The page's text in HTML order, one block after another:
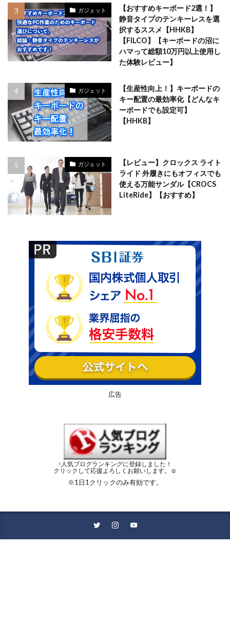
ガジェット
【おすすめキーボード2選！】
静音タイプのテンキーレスを選
択するススメ【HHKB】
【FILCO】【キーボードの沼に
ハマって総額10万円以上使用し
た体験レビュー】
ガジェット
【生産性向上！】キーボードの
キー配置の最効率化【どんなキ
ーボードでも設定可】
【HHKB】
ガジェット
【レビュー】クロックス ライト
ライド 外履きにもオフィスでも
使える万能サンダル【CROCS
LiteRide】【おすすめ】
広告
↑人気ブログランキングに登録しました！
クリックして応援よろしくお願いします。☺︎
※1日1クリックのみ有効です。